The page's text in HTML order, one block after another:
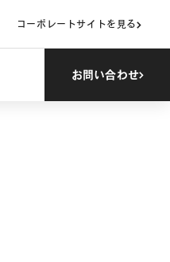
コーポレートサイトを見る
お問い合わせ